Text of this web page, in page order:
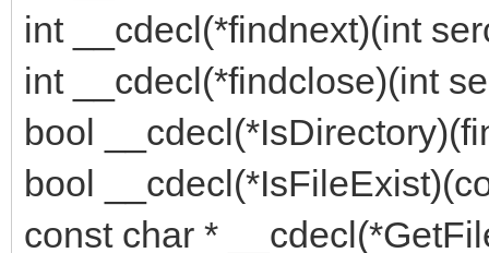
int __cdecl(*findnext)(int
int __cdecl(*findclose)(int
bool
bool
const char *